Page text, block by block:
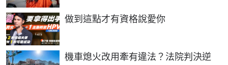
做到這點才有資格說愛你
PR
機車熄火改用牽有違法？法院判決逆